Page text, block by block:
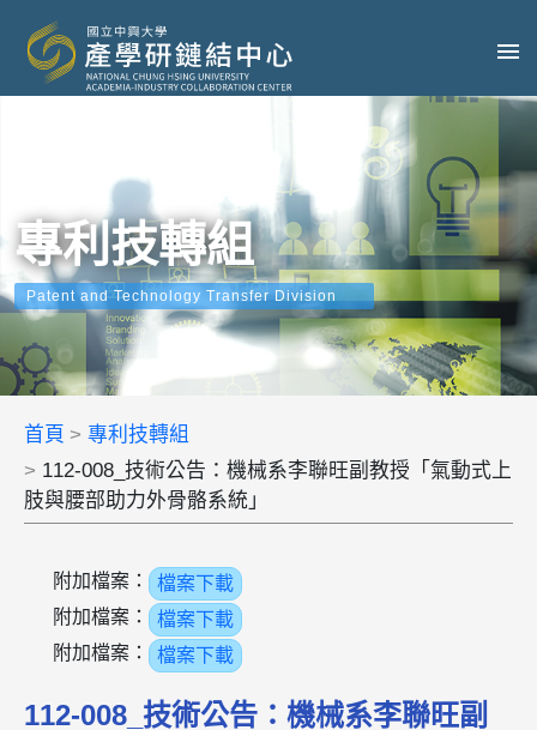
專利技轉組
Patent and Technology Transfer Division
首頁
專利技轉組
112-008_技術公告：機械系李聯旺副教授「氣動式上
肢與腰部助力外骨骼系統」
附加檔案：
檔案下載
附加檔案：
檔案下載
附加檔案：
檔案下載
112-008_技術公告：機械系李聯旺副